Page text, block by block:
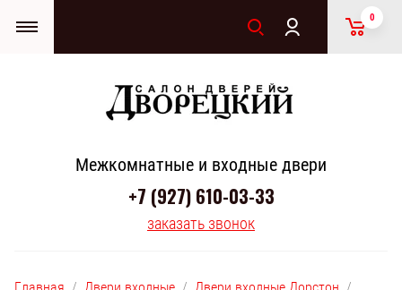
0
Межкомнатные и входные двери
+7 (927) 610-03-33
заказать звонок